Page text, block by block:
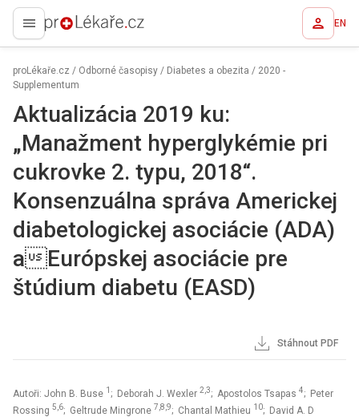
proLékaře.cz EN
proLékaře.cz / Odborné časopisy / Diabetes a obezita / 2020 -
Supplementum
Aktualizácia 2019 ku:
„Manažment hyperglykémie pri
cukrovke 2. typu, 2018“.
Konsenzuálna správa Americkej
diabetologickej asociácie (ADA)
aEurópskej asociácie pre
štúdium diabetu (EASD)
Stáhnout PDF
Autoři: John B. Buse 1 ; Deborah J. Wexler 2,3; Apostolos Tsapas 4; Peter
Rossing 5,6; Geltrude Mingrone 7,8,9; Chantal Mathieu 10; David A. D